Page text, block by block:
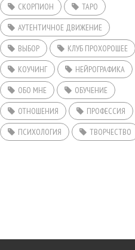
СКОРПИОН
ТАРО
АУТЕНТИЧНОЕ ДВИЖЕНИЕ
ВЫБОР
КЛУБ ПРОХОРОШЕЕ
КОУЧИНГ
НЕЙРОГРАФИКА
ОБО МНЕ
ОБУЧЕНИЕ
ОТНОШЕНИЯ
ПРОФЕССИЯ
ПСИХОЛОГИЯ
ТВОРЧЕСТВО